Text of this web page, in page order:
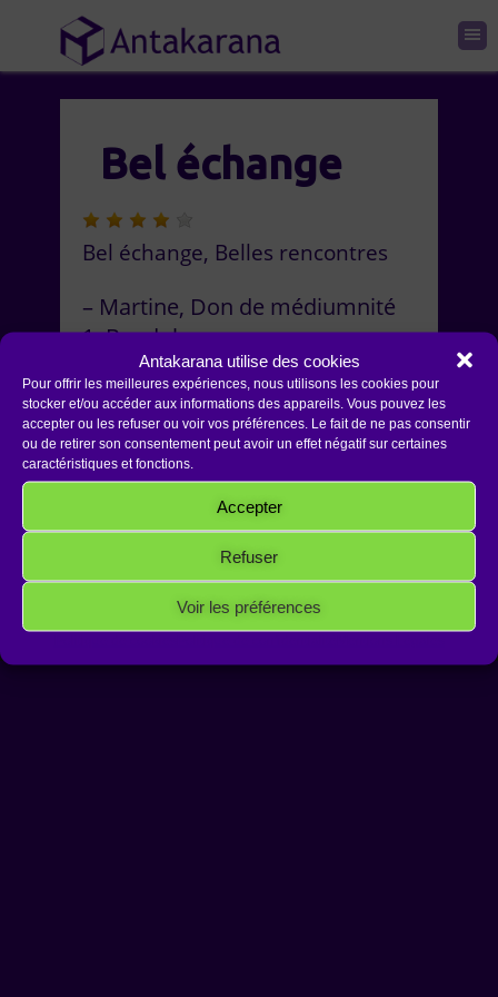
Antakarana utilise des cookies
Pour offrir les meilleures expériences, nous utilisons les cookies pour
stocker et/ou accéder aux informations des appareils. Vous pouvez les
accepter ou les refuser ou voir vos préférences. Le fait de ne pas consentir
ou de retirer son consentement peut avoir un effet négatif sur certaines
caractéristiques et fonctions.
Accepter
Refuser
Voir les préférences
Bel échange
Bel échange, Belles rencontres
Martine Don de médiumnité
1 Bandol
Copyright 2026 Antakarana.fr